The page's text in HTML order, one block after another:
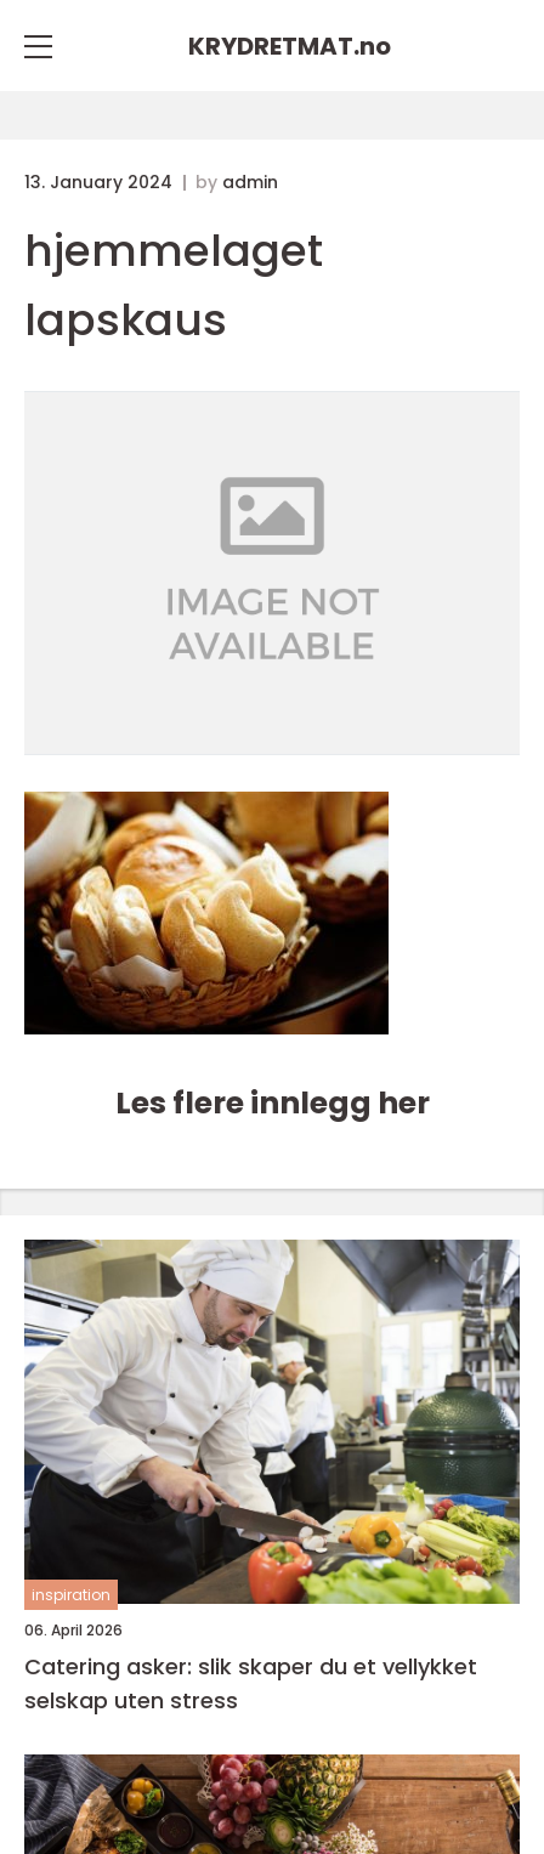
KRYDRETMAT.no
13. January 2024 by admin
hjemmelaget
lapskaus
Les flere innlegg her
inspiration
06. April 2026
Catering asker: slik skaper du et vellykket
selskap uten stress